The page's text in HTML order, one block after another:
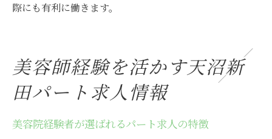
際にも有利に働きます。
美容師経験を活かす天沼新
田パート求人情報
美容院経験者が選ばれるパート求人の特徴